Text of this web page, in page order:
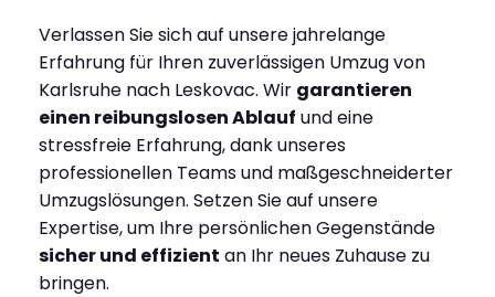
Verlassen Sie sich auf unsere jahrelange
Erfahrung für Ihren zuverlässigen Umzug von
Karlsruhe nach Leskovac. Wir garantieren
einen reibungslosen Ablauf und eine
stressfreie Erfahrung, dank unseres
professionellen Teams und maßgeschneiderter
Umzugslösungen. Setzen Sie auf unsere
Expertise, um Ihre persönlichen Gegenstände
sicher und effizient an Ihr neues Zuhause zu
bringen.